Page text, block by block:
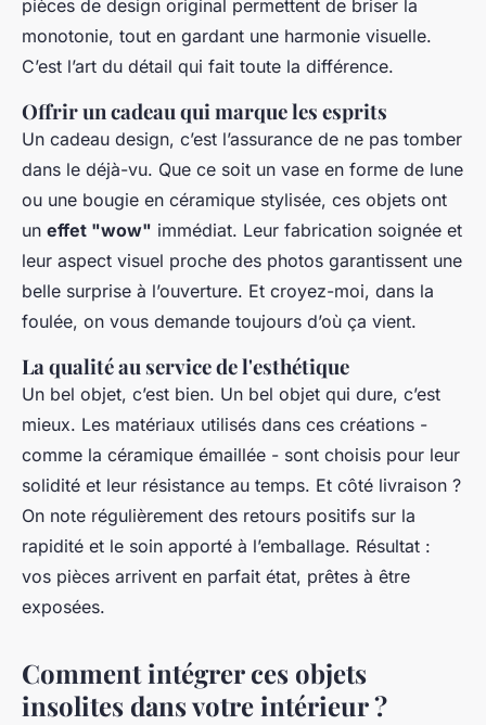
pièces de design original permettent de briser la
monotonie, tout en gardant une harmonie visuelle.
C’est l’art du détail qui fait toute la différence.
Offrir un cadeau qui marque les esprits
Un cadeau design, c’est l’assurance de ne pas tomber
dans le déjà-vu. Que ce soit un vase en forme de lune
ou une bougie en céramique stylisée, ces objets ont
un effet "wow" immédiat. Leur fabrication soignée et
leur aspect visuel proche des photos garantissent une
belle surprise à l’ouverture. Et croyez-moi, dans la
foulée, on vous demande toujours d’où ça vient.
La qualité au service de l'esthétique
Un bel objet, c’est bien. Un bel objet qui dure, c’est
mieux. Les matériaux utilisés dans ces créations -
comme la céramique émaillée - sont choisis pour leur
solidité et leur résistance au temps. Et côté livraison ?
On note régulièrement des retours positifs sur la
rapidité et le soin apporté à l’emballage. Résultat :
vos pièces arrivent en parfait état, prêtes à être
exposées.
Comment intégrer ces objets
insolites dans votre intérieur ?